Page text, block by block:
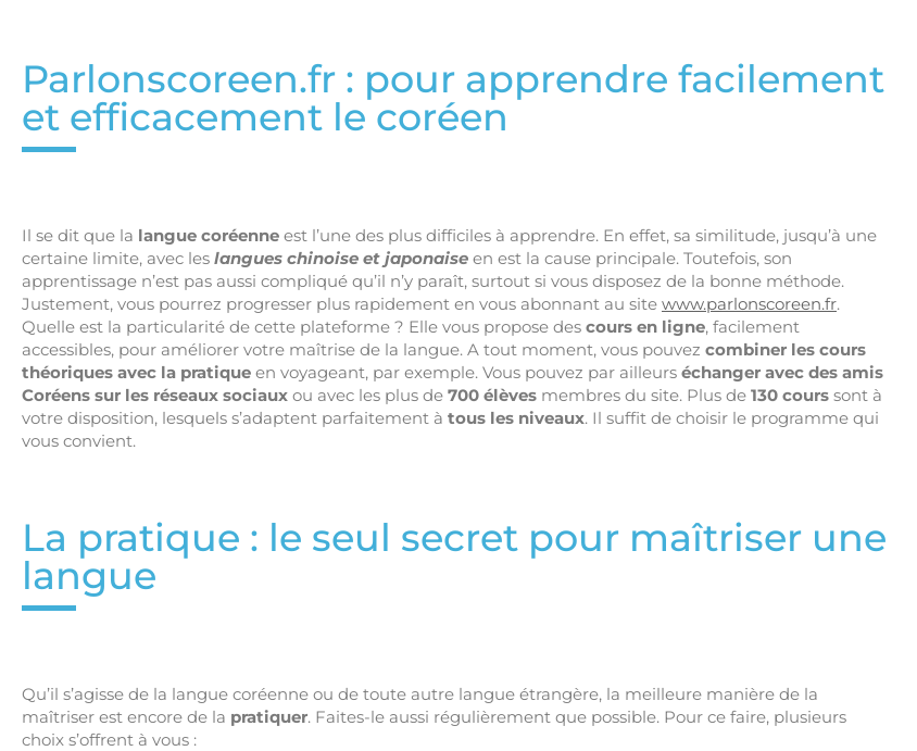
Parlonscoreen.fr : pour apprendre facilement
et efficacement le coréen
Il se dit que la langue coréenne est l’une des plus difficiles à apprendre. En effet, sa similitude, jusqu’à une
certaine limite, avec les langues chinoise et japonaise en est la cause principale. Toutefois, son
apprentissage n’est pas aussi compliqué qu’il n’y paraît, surtout si vous disposez de la bonne méthode.
Justement, vous pourrez progresser plus rapidement en vous abonnant au site www.parlonscoreen.fr.
Quelle est la particularité de cette plateforme ? Elle vous propose des cours en ligne, facilement
accessibles, pour améliorer votre maîtrise de la langue. A tout moment, vous pouvez combiner les cours
théoriques avec la pratique en voyageant, par exemple. Vous pouvez par ailleurs échanger avec des amis
Coréens sur les réseaux sociaux ou avec les plus de 700 élèves membres du site. Plus de 130 cours sont à
votre disposition, lesquels s’adaptent parfaitement à tous les niveaux. Il suffit de choisir le programme qui
vous convient.
La pratique : le seul secret pour maîtriser une
langue
Qu’il s’agisse de la langue coréenne ou de toute autre langue étrangère, la meilleure manière de la
maîtriser est encore de la pratiquer. Faites-le aussi régulièrement que possible. Pour ce faire, plusieurs
choix s’offrent à vous :